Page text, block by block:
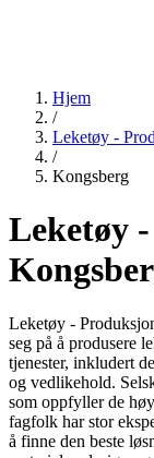
Hjem
/
Leketøy -
/
Kongsberg
Leketøy
Leketøy -
seg på å produsere
tjenester, inkludert
og vedlikehold.
som oppfyller de
fagfolk har stor
å finne den beste